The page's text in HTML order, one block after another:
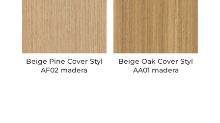
Beige Pine Cover Styl
AF02 madera
Beige Oak Cover Styl
AA01 madera